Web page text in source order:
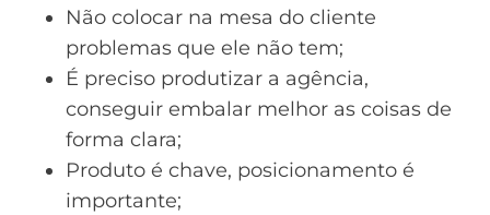
Não colocar na mesa do cliente
problemas que ele não tem;
É preciso produtizar a agência,
conseguir embalar melhor as coisas de
forma clara;
Produto é chave, posicionamento é
importante;